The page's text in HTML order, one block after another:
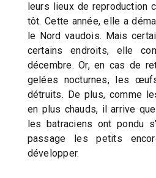
leurs lieux de reproduction
tôt. Cette année, elle a
le Nord vaudois. Mais
certains endroits, elle
décembre. Or, en cas de
gelées nocturnes, les
détruits. De plus, comme
en plus chauds, il arrive
les batraciens ont pondu
passage les petits
développer.